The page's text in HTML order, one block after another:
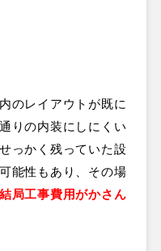
のレイアウトが既に
りの内装にしにくい
っかく残っていた設
能性もあり、その場
結局工事費用がかさん